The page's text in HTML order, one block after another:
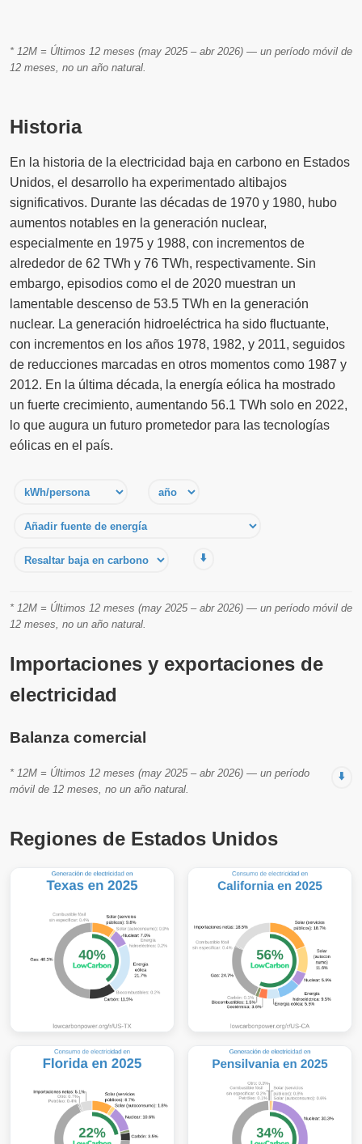
* 12M = Últimos 12 meses (may 2025 – abr 2026) — un período móvil de
12 meses, no un año natural.
Historia
En la historia de la electricidad baja en carbono en Estados
Unidos, el desarrollo ha experimentado altibajos
significativos. Durante las décadas de 1970 y 1980, hubo
aumentos notables en la generación nuclear,
especialmente en 1975 y 1988, con incrementos de
alrededor de 62 TWh y 76 TWh, respectivamente. Sin
embargo, episodios como el de 2020 muestran un
lamentable descenso de 53.5 TWh en la generación
nuclear. La generación hidroeléctrica ha sido fluctuante,
con incrementos en los años 1978, 1982, y 2011, seguidos
de reducciones marcadas en otros momentos como 1987 y
2012. En la última década, la energía eólica ha mostrado
un fuerte crecimiento, aumentando 56.1 TWh solo en 2022,
lo que augura un futuro prometedor para las tecnologías
eólicas en el país.
⬇️
* 12M = Últimos 12 meses (may 2025 – abr 2026) — un período móvil de
12 meses, no un año natural.
Importaciones y exportaciones de
electricidad
Balanza comercial
⬇️
* 12M = Últimos 12 meses (may 2025 – abr 2026) — un período
móvil de 12 meses, no un año natural.
Regiones de Estados Unidos